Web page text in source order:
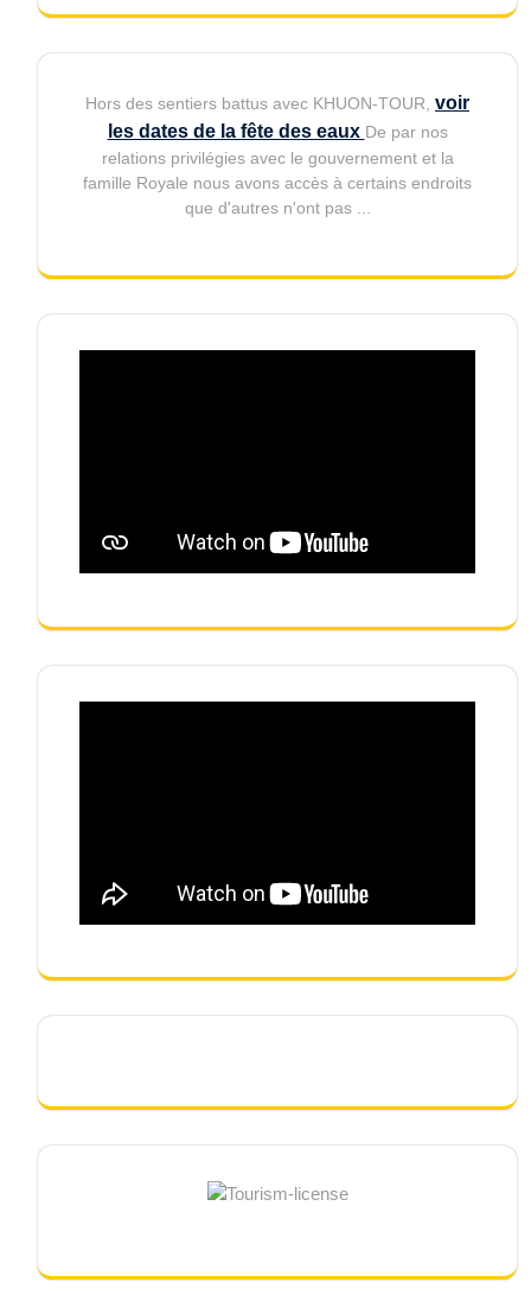
Hors des sentiers battus avec KHUON-TOUR, voir
les dates de la fête des eaux De par nos
relations privilégies avec le gouvernement et la
famille Royale nous avons accès à certains endroits
que d'autres n'ont pas ...